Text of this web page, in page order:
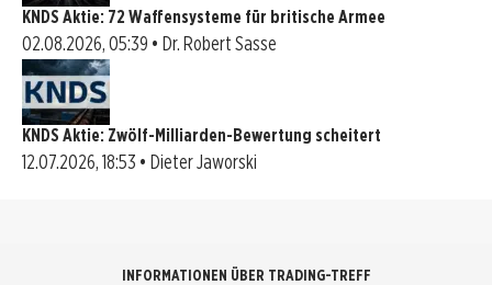
KNDS Aktie: 72 Waffensysteme für britische Armee
02.08.2026, 05:39 • Dr. Robert Sasse
KNDS Aktie: Zwölf-Milliarden-Bewertung scheitert
12.07.2026, 18:53 • Dieter Jaworski
INFORMATIONEN ÜBER TRADING-TREFF